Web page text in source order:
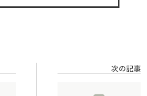
次の記事